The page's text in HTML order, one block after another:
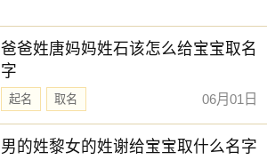
爸爸姓唐妈妈姓石该怎么给宝宝取名
字
起名 取名 06月01日
男的姓黎女的姓谢给宝宝取什么名字